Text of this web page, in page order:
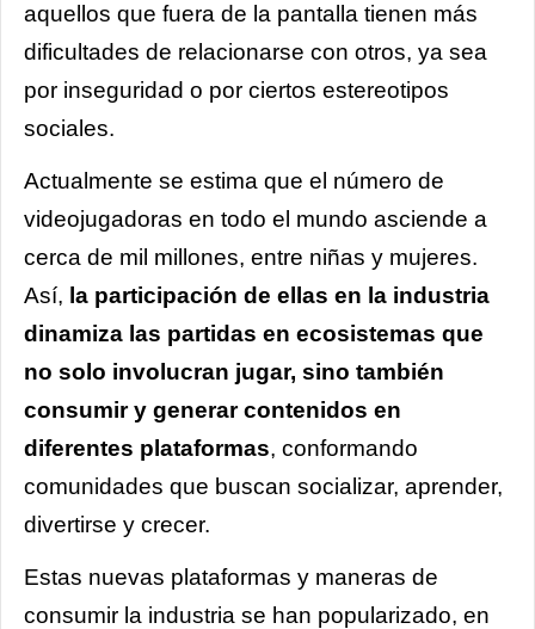
aquellos que fuera de la pantalla tienen más
dificultades de relacionarse con otros, ya sea
por inseguridad o por ciertos estereotipos
sociales.
Actualmente se estima que el número de
videojugadoras en todo el mundo asciende a
cerca de mil millones, entre niñas y mujeres.
Así, la participación de ellas en la industria
dinamiza las partidas en ecosistemas que
no solo involucran jugar, sino también
consumir y generar contenidos en
diferentes plataformas, conformando
comunidades que buscan socializar, aprender,
divertirse y crecer.
Estas nuevas plataformas y maneras de
consumir la industria se han popularizado, en